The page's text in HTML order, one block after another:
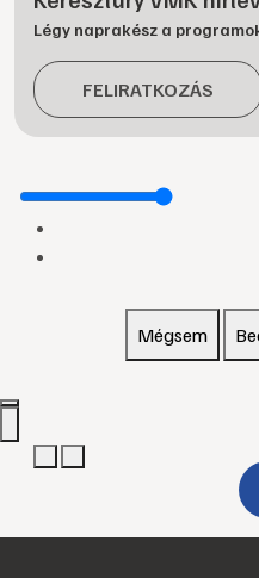
Légy naprakész a
FELIRATKOZÁS
Mégsem